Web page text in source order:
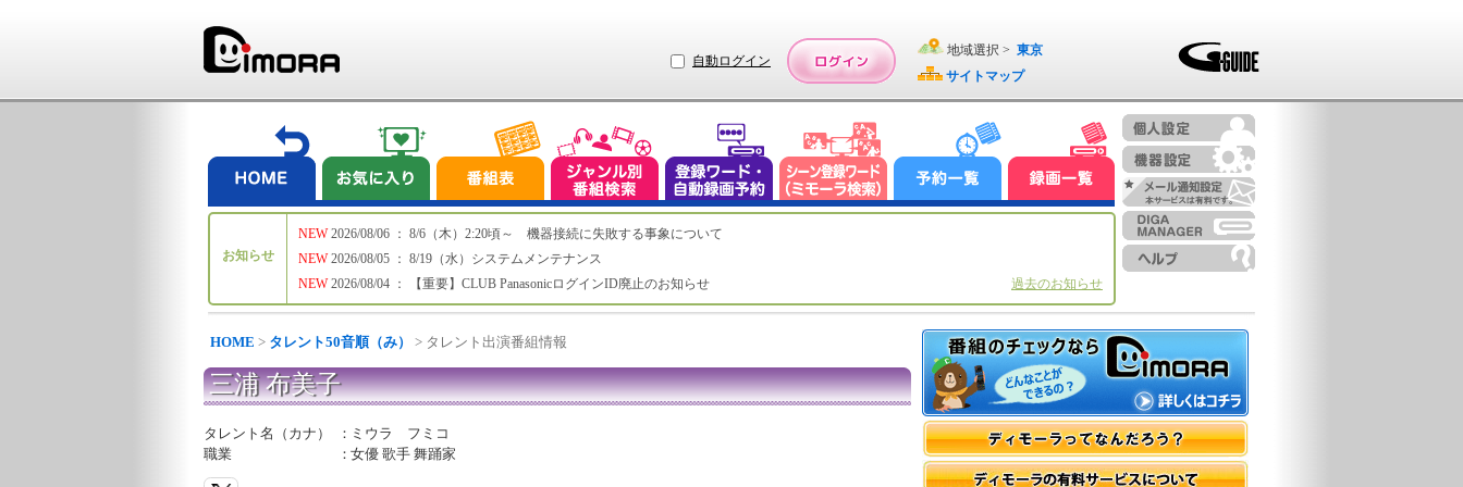
自動ログイン
地域選択 > 東京
サイトマップ
お知らせ
NEW
NEW
NEW
2026/08/06 ： 8/6（木）2:20頃～ 機器接続に失敗する事象について
2026/08/05 ： 8/19（水）システムメンテナンス
2026/08/04 ： 【重要】CLUB PanasonicログインID廃止のお知らせ
過去のお知らせ
HOME > タレント50音順（み） > タレント出演番組情報
三浦 布美子
タレント名（カナ） ： ミウラ フミコ
職業
：女優 歌手 舞踊家